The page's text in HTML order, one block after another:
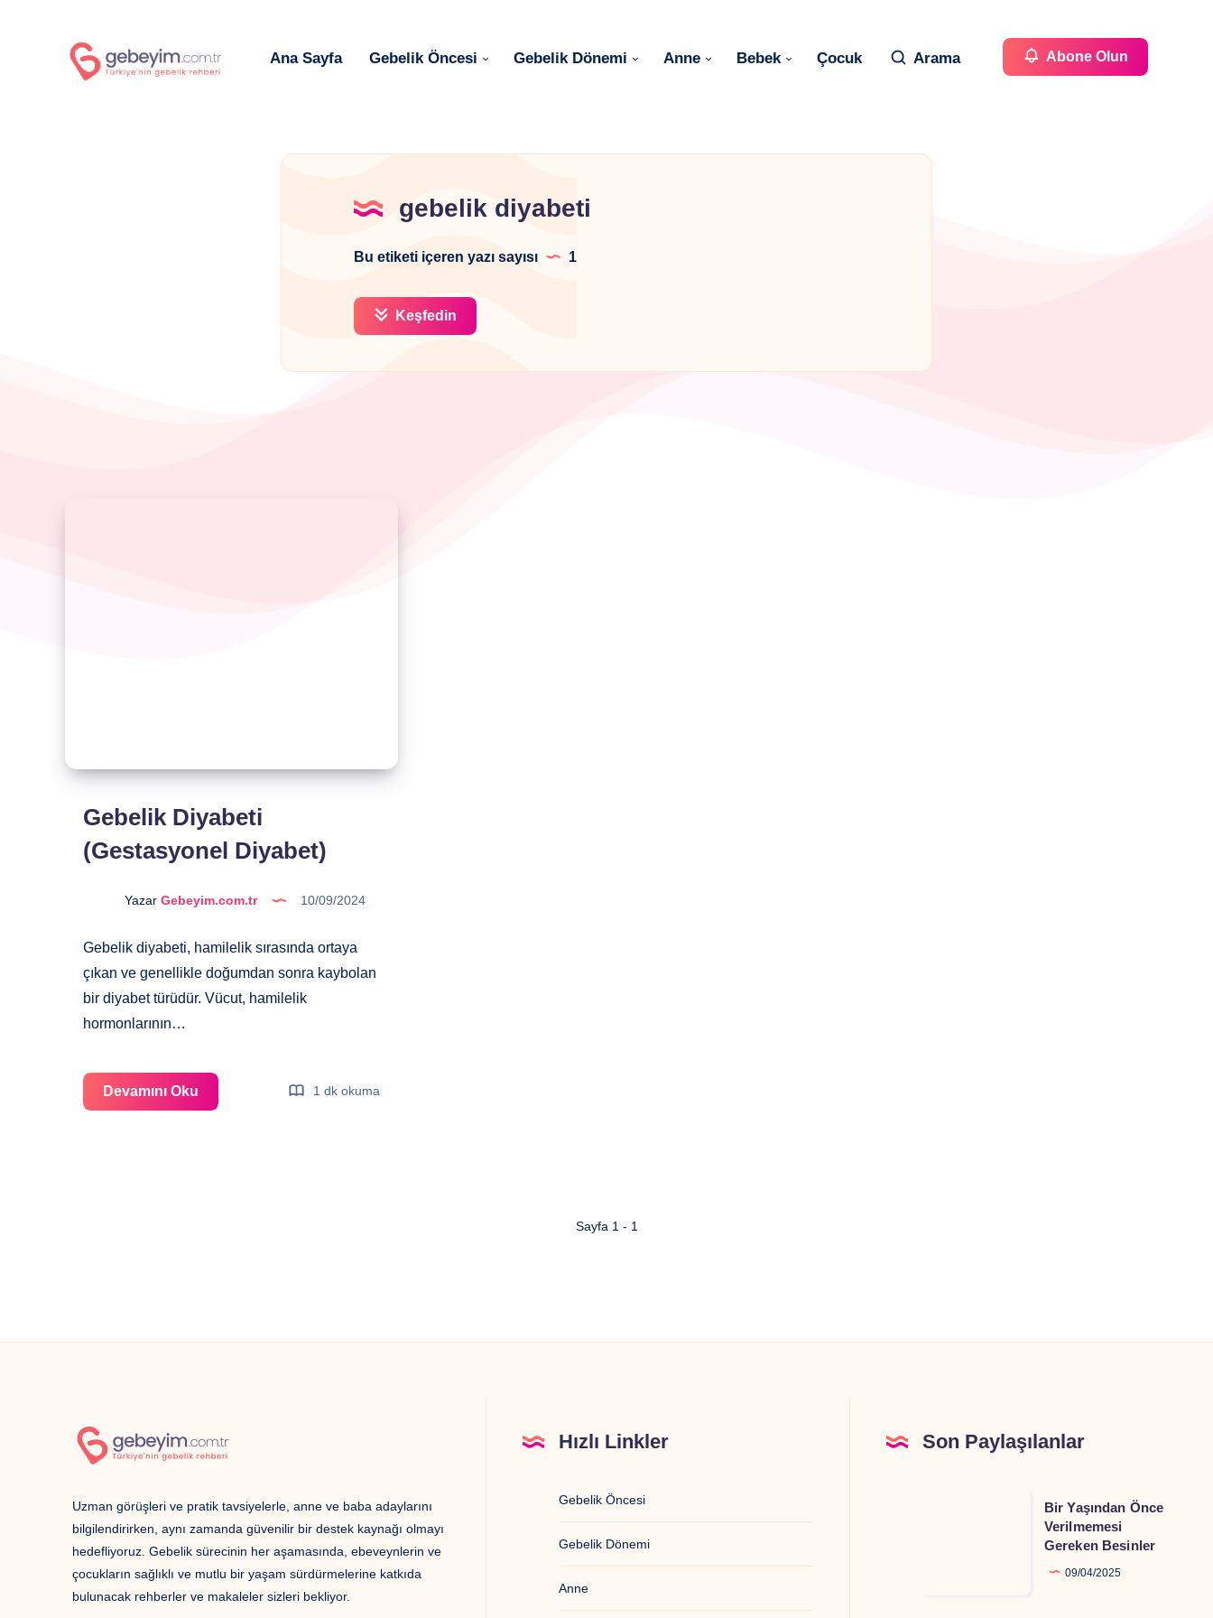
Ana Sayfa Gebelik Öncesi Gebelik Dönemi Anne Bebek Çocuk Arama Abone Olun
gebelik diyabeti
Bu etiketi içeren yazı sayısı 1
Keşfedin
Gebelik Diyabeti
(Gestasyonel Diyabet)
Yazar Gebeyim.com.tr 10/09/2024
Gebelik diyabeti, hamilelik sırasında ortaya
çıkan ve genellikle doğumdan sonra kaybolan
bir diyabet türüdür. Vücut, hamilelik
hormonlarının…
Devamını Oku
Diyabeti
1 dk okuma
Sayfa 1 - 1
Uzman görüşleri ve pratik tavsiyelerle, anne ve baba adaylarını
bilgilendirirken, aynı zamanda güvenilir bir destek kaynağı olmayı
hedefliyoruz. Gebelik sürecinin her aşamasında, ebeveynlerin ve
çocukların sağlıklı ve mutlu bir yaşam sürdürmelerine katkıda
bulunacak rehberler ve makaleler sizleri bekliyor.
Hızlı Linkler
Gebelik Öncesi
Gebelik Dönemi
Anne
Son Paylaşılanlar
Bir Yaşından Önce
Verilmemesi
Gereken Besinler
09/04/2025